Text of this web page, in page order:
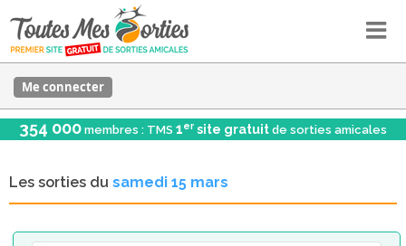
Me connecter
354 000 membres : TMS 1er site gratuit de sorties amicales
Les sorties du samedi 15 mars